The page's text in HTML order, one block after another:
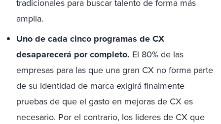
tradicionales para buscar talento de forma más
amplia.
Uno de cada cinco programas de CX
desaparecerá por completo. El 80% de las
empresas para las que una gran CX no forma parte
de su identidad de marca exigirá finalmente
pruebas de que el gasto en mejoras de CX es
necesario. Por el contrario, los líderes de CX que